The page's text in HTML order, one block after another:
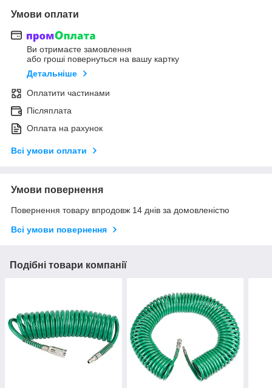
Умови оплати
Ви отримаєте замовлення
або гроші повернуться на вашу картку
Детальніше
Оплатити частинами
Післяплата
Оплата на рахунок
Всі умови оплати
Умови повернення
Повернення товару впродовж 14 днів за домовленістю
Всі умови повернення
Подібні товари компанії